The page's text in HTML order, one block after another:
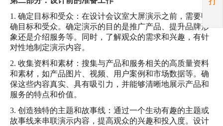
1. 确定目标和受众：在设计会议室大屏演示之前，需要明
确目标和受众。确定演示的目的是推广产品、提升品牌形
象还是介绍服务等。同时，了解观众的需求和兴趣，有针
对性地制定演示内容。
2. 收集资料和素材：搜集与产品和服务相关的高质量资料
和素材，如产品图片、视频、用户案例和市场数据等。确
保这些内容真实、具有吸引力，并能够清晰地展示产品和
服务的特点和价值。
3. 创造独特的主题和故事线：通过一个生动有趣的主题或
故事线来串联演示内容，提高观众的兴趣和投入度。设计